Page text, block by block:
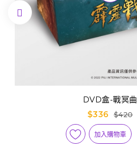
DVD盒-戰冥曲
$336
$420
加入購物車
